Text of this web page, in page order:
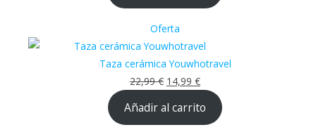
Oferta
Taza cerámica Youwhotravel
22,99€ 14,99 €
Añadir al carrito